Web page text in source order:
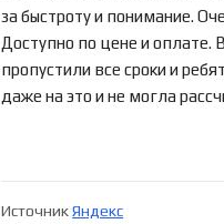
за быстроту и понимание.
Доступно по цене и оплате.
пропустили все сроки и
даже на это и не могла
Источник Яндекс